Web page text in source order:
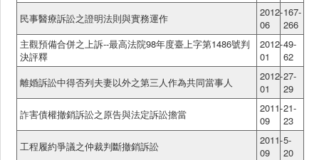
民事醫療訴訟之證明法則與實務運作
2012-
06
167-
266
主觀預備合併之上訴--最高法院98年度臺上字第1486號判
決評釋
2012-
01
49-
62
離婚訴訟中得否列夫妻以外之第三人作為共同當事人
2012-
01
27-
29
詐害債權撤銷訴訟之原告與法定訴訟擔當
2011-
09
21-
23
工程履約爭議之仲裁判斷撤銷訴訟
2011-
09
5-
20